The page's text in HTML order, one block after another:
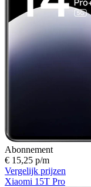
Abonnement
€ 15,25 p/m
Vergelijk prijzen
Xiaomi 15T Pro